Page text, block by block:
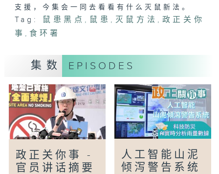
支援，今集会一同去看看有什么灭鼠新法。
Tag: 鼠患黑点 , 鼠患 , 灭鼠方法 , 政正关你
事 , 食环署
集数 EPISODES
政正关你事 -
官员讲话摘要
人工智能山泥
倾泻警告系统